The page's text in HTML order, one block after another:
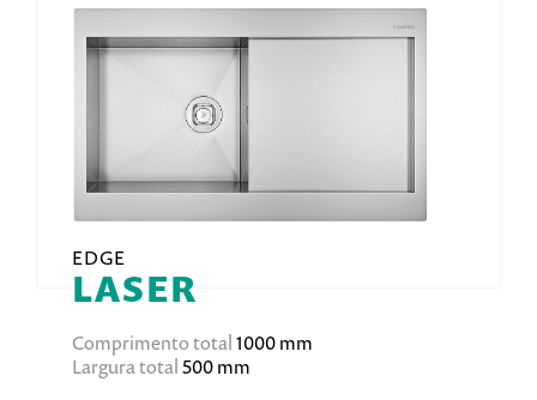
EDGE
LASER
Comprimento total1000 mm
Largura total500 mm